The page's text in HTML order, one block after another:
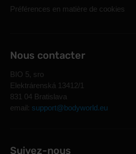
Préférences en matière de cookies
Nous contacter
BIO 5, sro
Elektrárenská 13412/1
831 04 Bratislava
email: support@bodyworld.eu
Suivez-nous